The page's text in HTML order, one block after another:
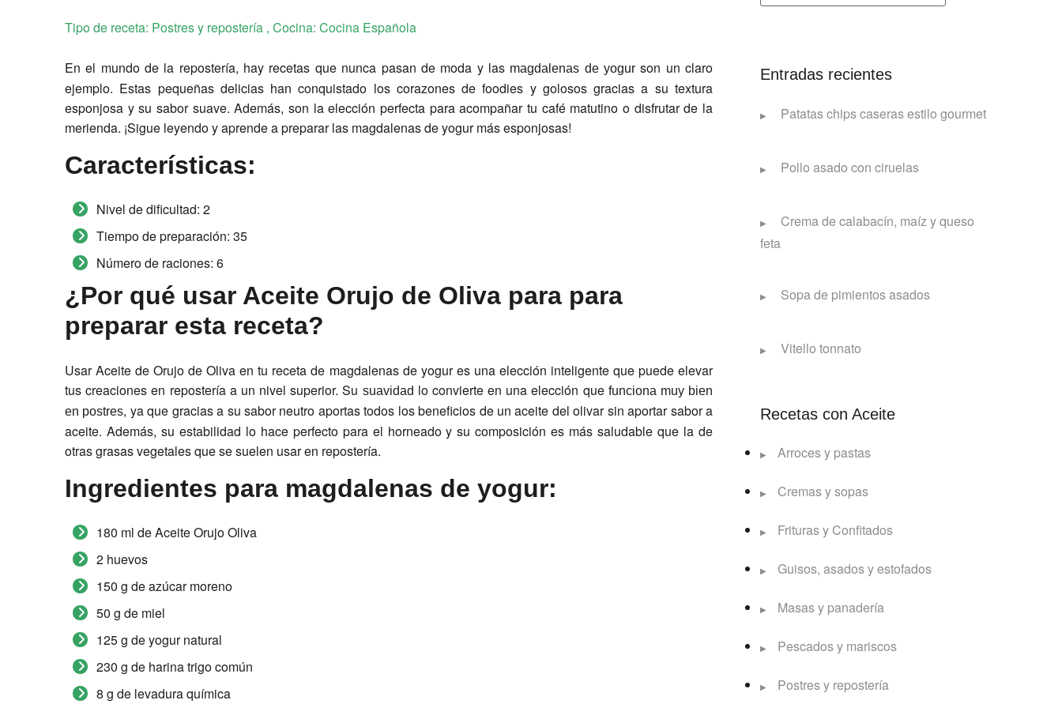
Tipo de receta: Postres y repostería , Cocina: Cocina Española
En el mundo de la repostería, hay recetas que nunca pasan de moda y las magdalenas de yogurson un claro
ejemplo. Estas pequeñas delicias han conquistado los corazones de foodies y golosos gracias a su textura
esponjosa y su sabor suave. Además, son la elección perfecta para acompañar tu café matutino o disfrutar de la
merienda. ¡Sigue leyendo y aprende a preparar las magdalenas de yogur más esponjosas!
Características:
Nivel de dificultad: 2
Tiempo de preparación: 35
Número de raciones: 6
¿Por qué usar Aceite Orujo de Oliva para para
preparar esta receta?
Usar Aceite de Orujo de Oliva en tu receta de magdalenas de yogur es una elección inteligente que puede elevar
tus creaciones en repostería a un nivel superior. Su suavidad lo convierte en una elección que funciona muy bien
en postres, ya que gracias a su sabor neutro aportas todos los beneficios de un aceite del olivar sin aportar sabor a
aceite. Además, su estabilidad lo hace perfecto para el horneado y su composición es más saludable que la de
otras grasas vegetales que se suelen usar en repostería.
Ingredientes para magdalenas de yogur:
180 ml de Aceite Orujo Oliva
2 huevos
150 g de azúcar moreno
50 g de miel
125 g de yogur natural
230 g de harina trigo común
8 g de levadura química
Entradas recientes
Patatas chips caseras estilo gourmet
Pollo asado con ciruelas
Crema de calabacín, maíz y queso
feta
Sopa de pimientos asados
Vitello tonnato
Recetas con Aceite
Arroces y pastas
Cremas y sopas
Frituras y Confitados
Guisos, asados y estofados
Masas y panadería
Pescados y mariscos
Postres y repostería